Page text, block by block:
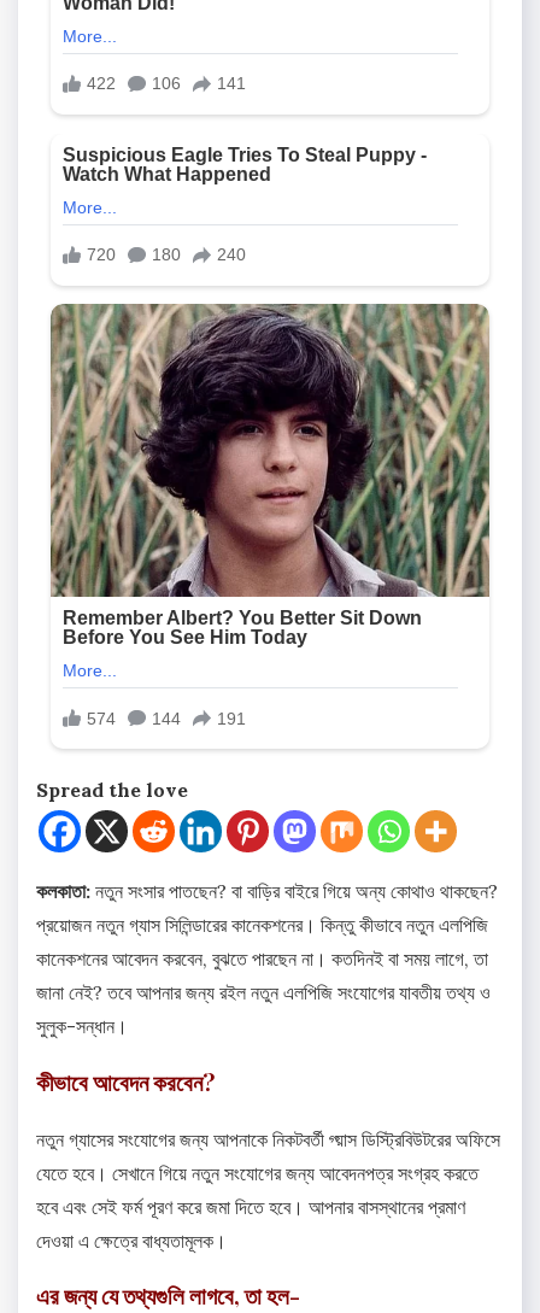
Spread the love
কলকাতা: নতুন সংসার পাতছেন? বা বাড়ির বাইরে গিয়ে অন্য কোথাও থাকছেন?
প্রয়োজন নতুন গ্যাস সিলিন্ডারের কানেকশনের। কিন্তু কীভাবে নতুন এলপিজি
কানেকশনের আবেদন করবেন, বুঝতে পারছেন না। কতদিনই বা সময় লাগে, তা
জানা নেই? তবে আপনার জন্য রইল নতুন এলপিজি সংযোগের যাবতীয় তথ্য ও
সুলুক-সন্ধান।
কীভাবে আবেদন করবেন?
নতুন গ্যাসের সংযোগের জন্য আপনাকে নিকটবর্তী গ্য়াস ডিস্ট্রিবিউটরের অফিসে
যেতে হবে। সেখানে গিয়ে নতুন সংযোগের জন্য আবেদনপত্র সংগ্রহ করতে
হবে এবং সেই ফর্ম পূরণ করে জমা দিতে হবে। আপনার বাসস্থানের প্রমাণ
দেওয়া এ ক্ষেত্রে বাধ্যতামূলক।
এর জন্য যে তথ্যগুলি লাগবে, তা হল-